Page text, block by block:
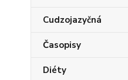
Cudzojazyčná
Časopisy
Diéty